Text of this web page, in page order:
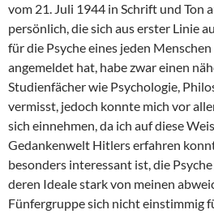
vom 21. Juli 1944 in Schrift und Ton
persönlich, die sich aus erster Linie
für die Psyche eines jeden
angemeldet hat, habe zwar einen
Studienfächer wie Psychologie,
vermisst, jedoch konnte mich vor
sich einnehmen, da ich auf diese
Gedankenwelt Hitlers erfahren
besonders interessant ist, die
deren Ideale stark von meinen
Fünfergruppe sich nicht einstimmig